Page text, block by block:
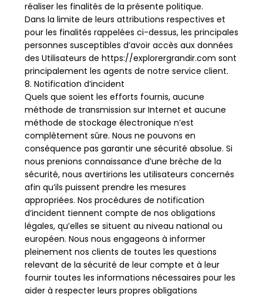
réaliser les finalités de la présente politique.
Dans la limite de leurs attributions respectives et
pour les finalités rappelées ci-dessus, les principales
personnes susceptibles d’avoir accès aux données
des Utilisateurs de https://explorergrandir.com sont
principalement les agents de notre service client.
8. Notification d’incident
Quels que soient les efforts fournis, aucune
méthode de transmission sur Internet et aucune
méthode de stockage électronique n’est
complètement sûre. Nous ne pouvons en
conséquence pas garantir une sécurité absolue. Si
nous prenions connaissance d’une brèche de la
sécurité, nous avertirions les utilisateurs concernés
afin qu’ils puissent prendre les mesures
appropriées. Nos procédures de notification
d’incident tiennent compte de nos obligations
légales, qu’elles se situent au niveau national ou
européen. Nous nous engageons à informer
pleinement nos clients de toutes les questions
relevant de la sécurité de leur compte et à leur
fournir toutes les informations nécessaires pour les
aider à respecter leurs propres obligations